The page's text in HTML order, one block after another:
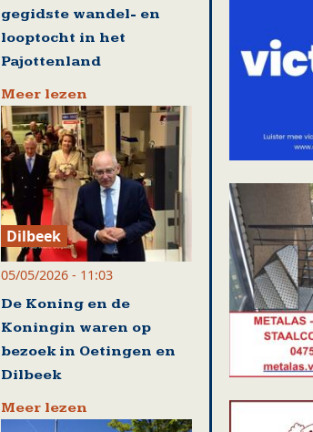
gegidste wandel- en
looptocht in het
Pajottenland
Meer lezen
Dilbeek
05/05/2026 - 11:03
De Koning en de
Koningin waren op
bezoek in Oetingen en
Dilbeek
Meer lezen